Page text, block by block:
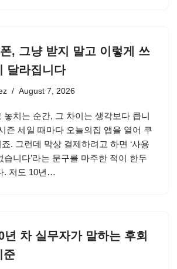
, 그냥 받지 말고 이렇게 쓰
달라집니다
August 7, 2026
놓치는 순간, 그 차이는 생각보다 큽니
즌 세일 때마다 오늘의집 앱을 열어 쿠
. 그런데 막상 결제하려고 하면 ‘사용
습니다’라는 문구를 마주한 적이 한두
. 저도 10년…
년 차 실무자가 말하는 후회
준